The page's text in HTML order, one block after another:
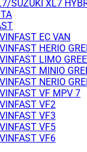
SUZUKI XL7
EC VAN
HERIO
LIMO
MINIO
NERIO
VF MPV 7
VF2
VF3
VF5
VF6